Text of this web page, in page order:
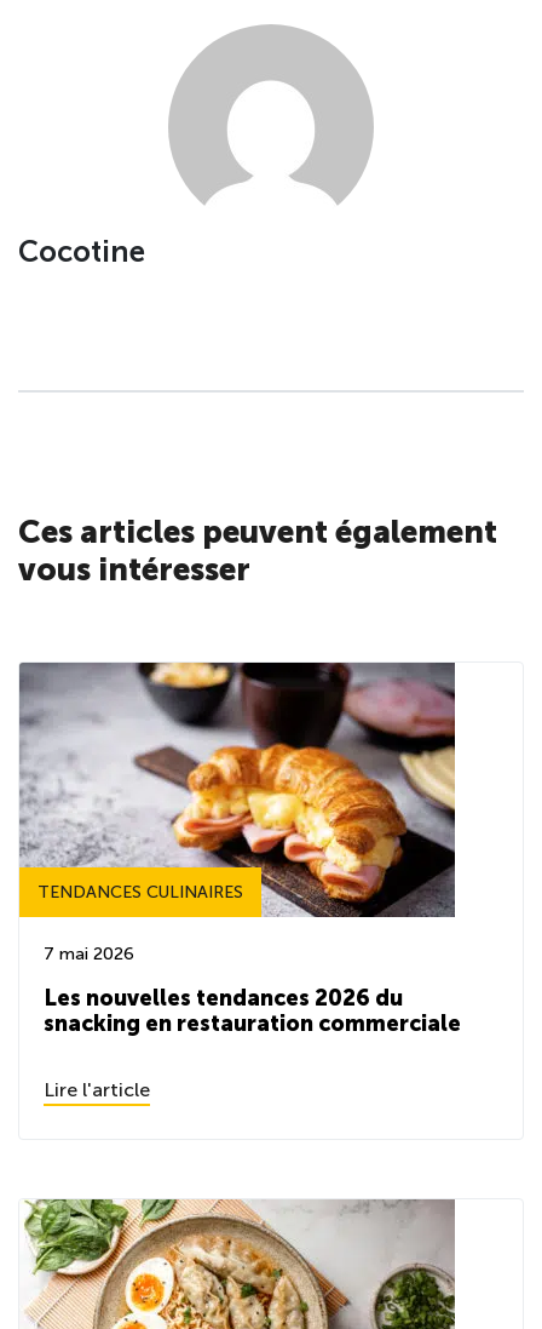
Cocotine
Ces articles peuvent également
vous intéresser
TENDANCES CULINAIRES
7 mai 2026
Les nouvelles tendances 2026 du
snacking en restauration commerciale
Lire l'article